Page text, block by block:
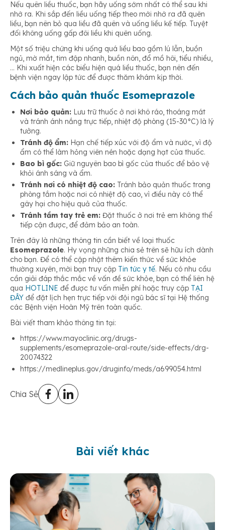
Nếu quên liều thuốc, bạn hãy uống sớm nhất có thể sau khi
nhớ ra. Khi sắp đến liều uống tiếp theo mới nhớ ra đã quên
liều, bạn nên bỏ qua liều đã quên và uống liều kế tiếp. Tuyệt
đối không uống gấp đôi liều khi quên uống.
Một số triệu chứng khi uống quá liều bao gồm lú lẫn, buồn
ngủ, mờ mắt, tim đập nhanh, buồn nôn, đổ mồ hôi, tiểu nhiều,
… Khi xuất hiện các biểu hiện quá liều thuốc, bạn nên đến
bệnh viện ngay lập tức để được thăm khám kịp thời.
Cách bảo quản thuốc Esomeprazole
Nơi bảo quản: Lưu trữ thuốc ở nơi khô ráo, thoáng mát
và tránh ánh nắng trực tiếp, nhiệt độ phòng (15-30°C) là lý
tưởng.
Tránh độ ẩm: Hạn chế tiếp xúc với độ ẩm và nước, vì độ
ẩm có thể làm hỏng viên nén hoặc dạng hạt của thuốc.
Bao bì gốc: Giữ nguyên bao bì gốc của thuốc để bảo vệ
khỏi ánh sáng và ẩm.
Tránh nơi có nhiệt độ cao: Tránh bảo quản thuốc trong
phòng tắm hoặc nơi có nhiệt độ cao, vì điều này có thể
gây hại cho hiệu quả của thuốc.
Tránh tầm tay trẻ em: Đặt thuốc ở nơi trẻ em không thể
tiếp cận được, để đảm bảo an toàn.
Trên đây là những thông tin cần biết về loại thuốc
Esomeprazole. Hy vọng những chia sẻ trên sẽ hữu ích dành
cho bạn. Để có thể cập nhật thêm kiến thức về sức khỏe
thường xuyên, mời bạn truy cập Tin tức y tế. Nếu có nhu cầu
cần giải đáp thắc mắc về vấn đề sức khỏe, bạn có thể liên hệ
qua HOTLINE để được tư vấn miễn phí hoặc truy cập TẠI
ĐÂY để đặt lịch hẹn trực tiếp với đội ngũ bác sĩ tại Hệ thống
các Bệnh viện Hoàn Mỹ trên toàn quốc.
Bài viết tham khảo thông tin tại:
https://www.mayoclinic.org/drugs-
supplements/esomeprazole-oral-route/side-effects/drg-
20074322
https://medlineplus.gov/druginfo/meds/a699054.html
Chia Sẻ
Bài viết khác